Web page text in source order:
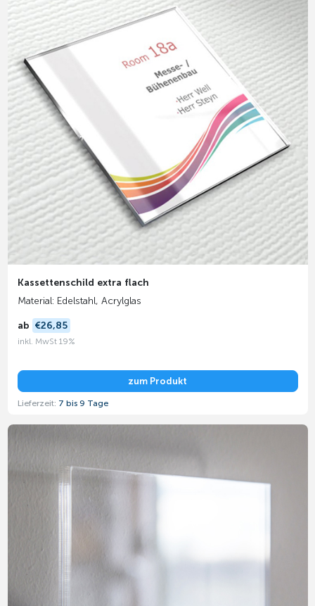
Kassettenschild extra flach
Material: Edelstahl, Acrylglas
ab €26,85
inkl. MwSt 19%
zum Produkt
Lieferzeit: 7 bis 9 Tage